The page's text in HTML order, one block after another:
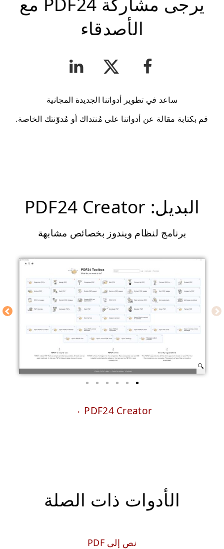
الأصدقاء
ساعد في تطوير أدواتنا الجديدة المجانية
قم بكتابة مقالة عن أدواتنا على مُنتداك أو مُدوّنتك الخاصة.
البديل: PDF24 Creator
برنامج لنظام ويندوز بخصائص مشابهة
PDF24 Creator
الأدوات ذات الصلة
نص إلى PDF